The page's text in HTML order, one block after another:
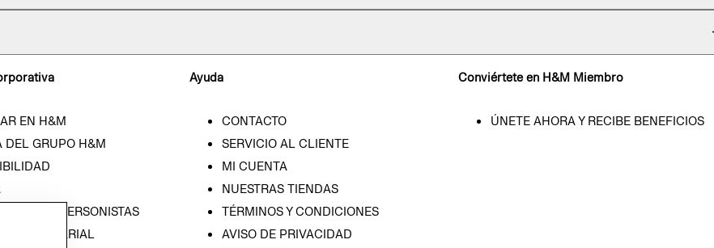
EN H&M
DEL GRUPO H&M
CON INVERSONISTAS
EMPRESARIAL
Ayuda
CONTACTO
SERVICIO AL CLIENTE
MI CUENTA
NUESTRAS TIENDAS
TÉRMINOS Y CONDICIONES
AVISO DE PRIVACIDAD
Conviértete en H&M Miembro
ÚNETE AHORA Y RECIBE BENEFICIOS